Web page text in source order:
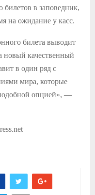
билетов в заповедник,
на ожидание у касс.
билета выводит
новый качественный
в один ряд с
мира, которые
опцией», —